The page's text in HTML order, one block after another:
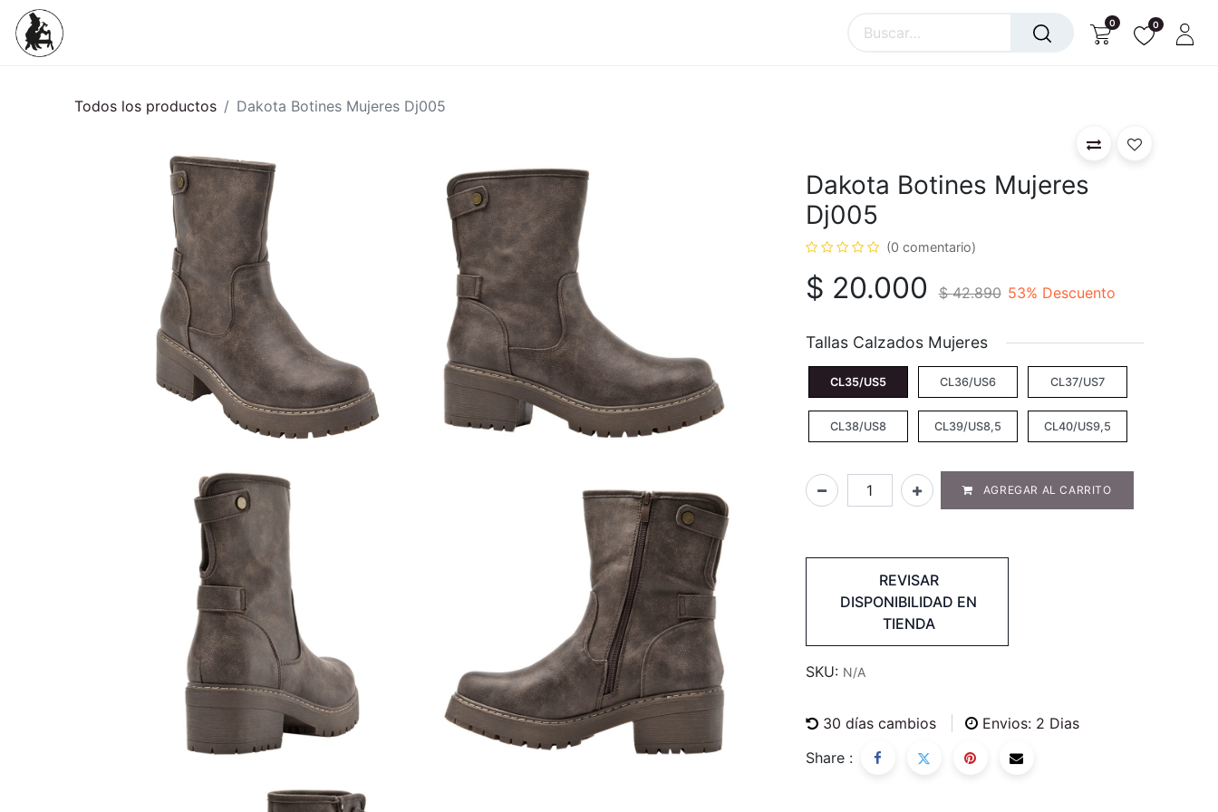
0 0
Todos los productos Dakota Botines Mujeres Dj005
Dakota Botines Mujeres
Dj005
(0 comentario)
$ 20.000 $42.890 53% Descuento
Tallas Calzados Mujeres
CL35/US5 CL36/US6 CL37/US7
CL38/US8 CL39/US8,5 CL40/US9,5
AGREGAR AL CARRITO
REVISAR
DISPONIBILIDAD EN
TIENDA
SKU: N/A
30 días cambios
Envios: 2 Dias
Share :